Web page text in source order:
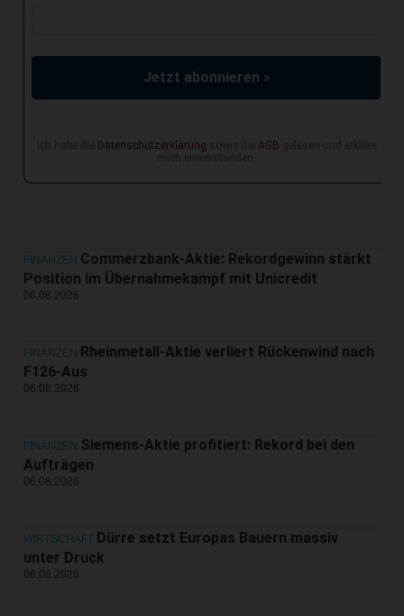
Jetzt abonnieren »
Ich habe die Datenschutzerklärung sowie die AGB gelesen und erkläre
mich einverstanden.
FINANZEN Commerzbank-Aktie: Rekordgewinn stärkt
Position im Übernahmekampf mit Unicredit
06.08.2026
FINANZEN Rheinmetall-Aktie verliert Rückenwind nach
F126-Aus
06.08.2026
FINANZEN Siemens-Aktie profitiert: Rekord bei den
Aufträgen
06.08.2026
WIRTSCHAFT Dürre setzt Europas Bauern massiv
unter Druck
06.08.2026